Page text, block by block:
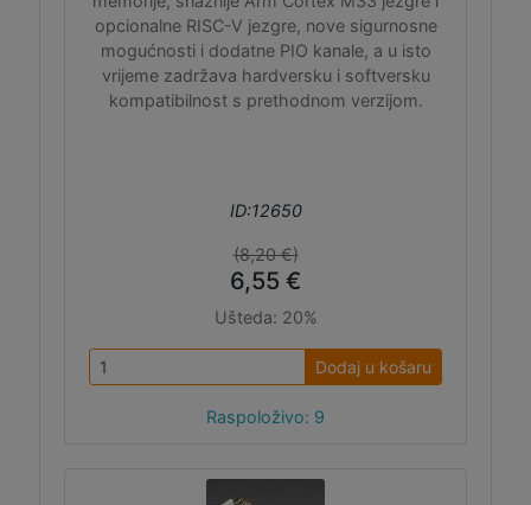
opcionalne RISC-V jezgre, nove sigurnosne
mogućnosti i dodatne PIO kanale, a u isto
vrijeme zadržava hardversku i softversku
kompatibilnost s prethodnom verzijom.
ID:12650
(8,20 €)
6,55 €
Ušteda: 20%
Dodaj u košaru
Raspoloživo: 9